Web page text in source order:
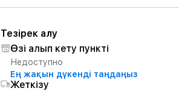
Тезірек алу
Өзі алып кету пункті
Недоступно
Ең жақын дүкенді таңдаңыз
Жеткізу